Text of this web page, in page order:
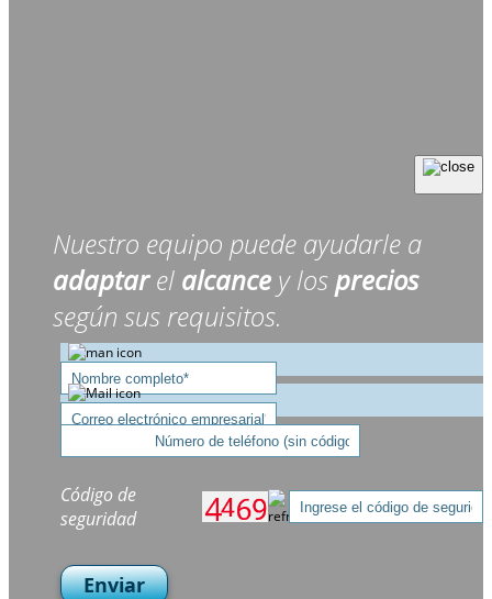
Nuestro equipo puede ayudarle a
adaptarel alcance y losprecios
según sus requisitos.
Código de
seguridad
Enviar